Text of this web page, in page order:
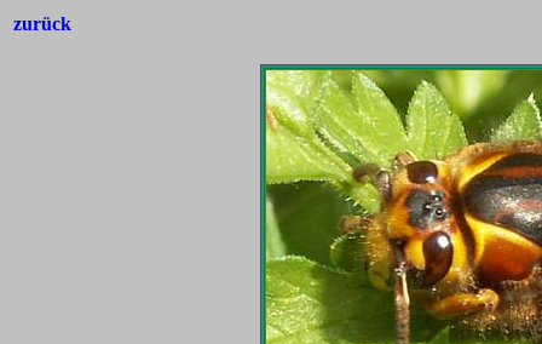
zurück